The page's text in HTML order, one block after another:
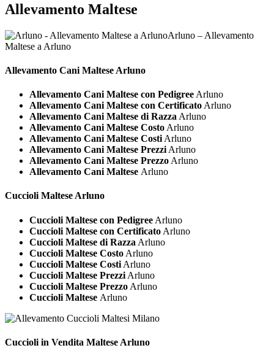
Allevamento Maltese
Arluno – Allevamento
Maltese a Arluno
Allevamento Cani Maltese Arluno
Allevamento Cani Maltese con Pedigree Arluno
Allevamento Cani Maltese con Certificato Arluno
Allevamento Cani Maltese di Razza Arluno
Allevamento Cani Maltese Costo Arluno
Allevamento Cani Maltese Costi Arluno
Allevamento Cani Maltese Prezzi Arluno
Allevamento Cani Maltese Prezzo Arluno
Allevamento Cani Maltese Arluno
Cuccioli Maltese Arluno
Cuccioli Maltese con Pedigree Arluno
Cuccioli Maltese con Certificato Arluno
Cuccioli Maltese di Razza Arluno
Cuccioli Maltese Costo Arluno
Cuccioli Maltese Costi Arluno
Cuccioli Maltese Prezzi Arluno
Cuccioli Maltese Prezzo Arluno
Cuccioli Maltese Arluno
Cuccioli in Vendita Maltese Arluno